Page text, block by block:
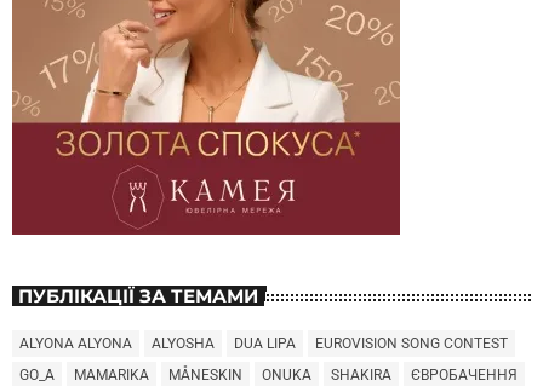
ПУБЛІКАЦІЇ ЗА ТЕМАМИ
ALYONA ALYONA ALYOSHA DUA LIPA
EUROVISION SONG CONTEST
GO_A
MAMARIKA MÅNESKIN ONUKA SHAKIRA
ЄВРОБАЧЕННЯ